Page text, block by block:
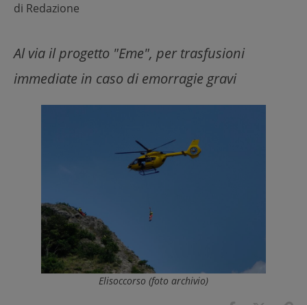
di Redazione
Al via il progetto "Eme", per trasfusioni
immediate in caso di emorragie gravi
Elisoccorso (foto archivio)